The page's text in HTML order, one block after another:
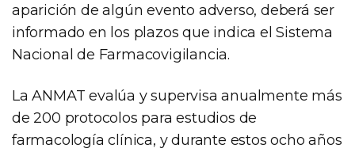
aparición de algún evento adverso, deberá ser
informado en los plazos que indica el Sistema
Nacional de Farmacovigilancia.
La ANMAT evalúa y supervisa anualmente más
de 200 protocolos para estudios de
farmacología clínica, y durante estos ocho años